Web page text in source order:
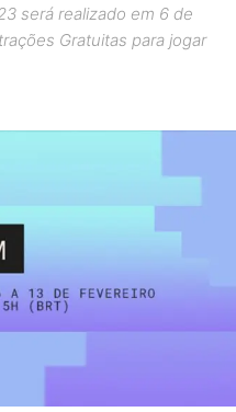
será realizado em 6 de
Gratuitas para jogar